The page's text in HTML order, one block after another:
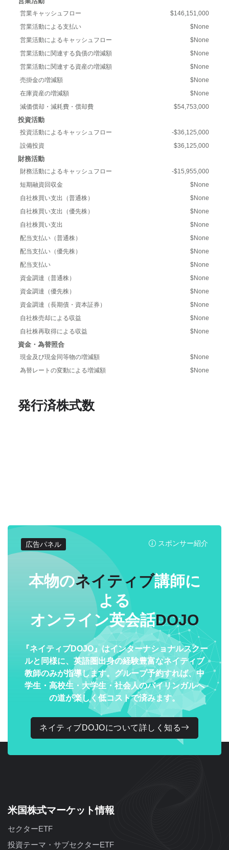
営業キャッシュフロー
$146,151,000
営業活動による支払い
$None
営業活動によるキャッシュフロー
$None
営業活動に関連する負債の増減額
$None
営業活動に関連する資産の増減額
$None
売掛金の増減額
$None
在庫資産の増減額
$None
減価償却・減耗費・償却費
$54,753,000
投資活動
投資活動によるキャッシュフロー
-$36,125,000
設備投資
$36,125,000
財務活動
財務活動によるキャッシュフロー
-$15,955,000
短期融資回収金
$None
自社株買い支出（普通株）
$None
自社株買い支出（優先株）
$None
自社株買い支出
$None
配当支払い（普通株）
$None
配当支払い（優先株）
$None
配当支払い
$None
資金調達（普通株）
$None
資金調達（優先株）
$None
資金調達（長期債・資本証券）
$None
自社株売却による収益
$None
自社株再取得による収益
$None
資金・為替照合
現金及び現金同等物の増減額
$None
為替レートの変動による増減額
$None
発行済株式数
広告パネル スポンサー紹介
本物のネイティブ講師に
よる
オンライン英会話DOJO
『ネイティブDOJO』はインターナショナルスクー
ルと同様に、英語圏出身の経験豊富なネイティブ
教師のみが指導します。グループ予約すれば、中
学生・高校生・大学生・社会人のバイリンガルへ
の道が楽しく低コストで済みます。
ネイティブDOJOについて詳しく知る
米国株式マーケット情報
セクターETF
投資テーマ・サブセクターETF